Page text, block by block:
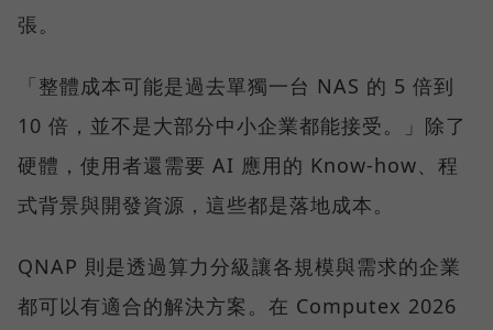
張。
「整體成本可能是過去單獨一台 NAS 的 5 倍到
10 倍，並不是大部分中小企業都能接受。」除了
硬體，使用者還需要 AI 應用的 Know-how、程
式背景與開發資源，這些都是落地成本。
QNAP 則是透過算力分級讓各規模與需求的企業
都可以有適合的解決方案。在 Computex 2026